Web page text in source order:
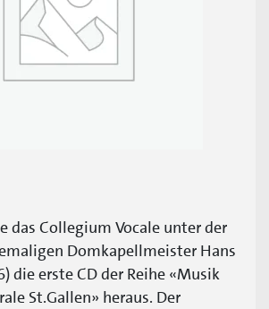
das Collegium Vocale unter der
Domkapellmeister Hans
die erste CD der Reihe «Musik
St.Gallen» heraus. Der